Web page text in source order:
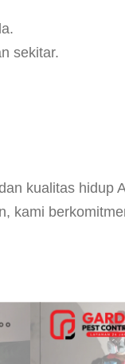
sekitar.
kualitas hidup
kami